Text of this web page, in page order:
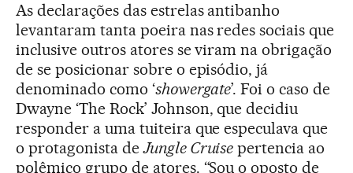
As declarações das estrelas antibanho
levantaram tanta poeira nas redes sociais que
inclusive outros atores se viram na obrigação
de se posicionar sobre o episódio, já
denominado como ‘showergate’. Foi o caso de
Dwayne ‘The Rock’ Johnson, que decidiu
responder a uma tuiteira que especulava que
o protagonista deJungle Cruise pertencia ao
polêmico grupo de atores. “Sou o oposto de